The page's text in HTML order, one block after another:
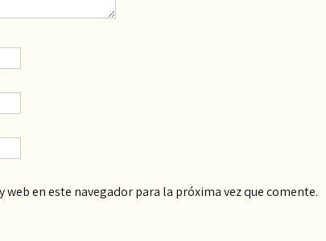
en este navegador para la próxima vez que comente.